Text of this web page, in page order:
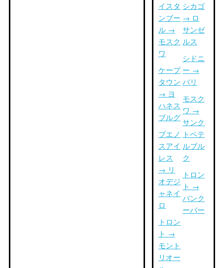
イスタ
ンブー
ル →
モスク
ワ
ケープ
タウン
→ ヨ
ハネス
ブルグ
ブエノ
スアイ
レス
→ リ
オデジ
ャネイ
ロ
トロン
ト →
モント
リオー
シカゴ
→ ロ
サンゼ
ルス
シドニ
ー →
バリ
モスク
ワ →
サンク
トペテ
ルブル
ク
トロン
ト →
バンク
ーバー